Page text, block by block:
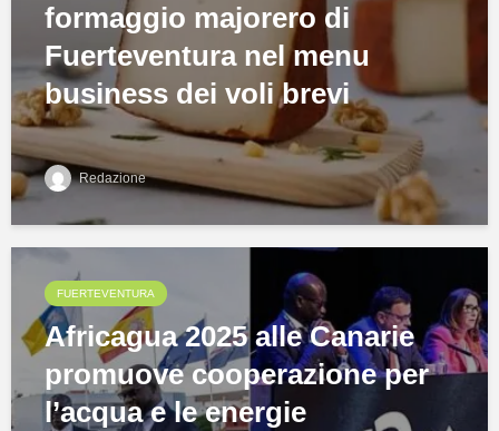
formaggio majorero di
Fuerteventura nel menu
business dei voli brevi
Redazione
FUERTEVENTURA
Africagua 2025 alle Canarie
promuove cooperazione per
l’acqua e le energie